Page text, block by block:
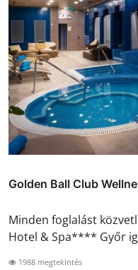
Golden Ball Club
Minden foglalást
Hotel & Spa**** Győr
1988 megtekintés